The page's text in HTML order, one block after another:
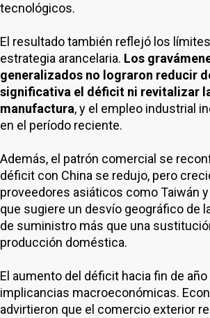
tecnológicos.
El resultado también reflejó los
estrategia arancelaria. Los
generalizados no lograron reducir
significativa el déficit ni revitalizar
manufactura, y el empleo industrial
en el período reciente.
Además, el patrón comercial se
déficit con China se redujo, pero
proveedores asiáticos como Taiwán
que sugiere un desvío geográfico de
de suministro más que una
producción doméstica.
El aumento del déficit hacia fin de
implicancias macroeconómicas.
advirtieron que el comercio exterior